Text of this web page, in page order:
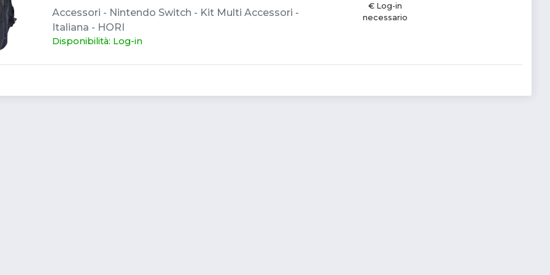
Accessori - Nintendo Switch - Kit Multi Accessori -
Italiana - HORI
Disponibilità: Log-in
€ Log-in
necessario